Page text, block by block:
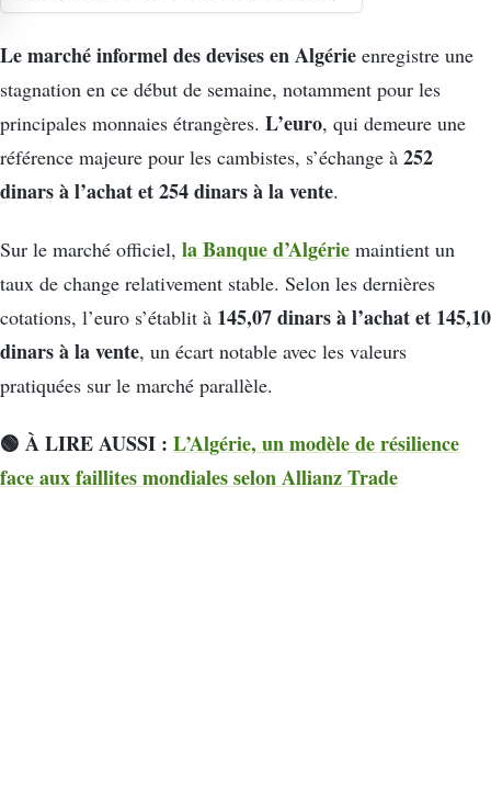
Le marché informel des devises en Algérie enregistre une
stagnation en ce début de semaine, notamment pour les
principales monnaies étrangères. L’euro, qui demeure une
référence majeure pour les cambistes, s’échange à 252
dinars à l’achat et 254 dinars à la vente.
Sur le marché officiel, la Banque d’Algérie maintient un
taux de change relativement stable. Selon les dernières
cotations, l’euro s’établit à 145,07 dinars à l’achat et 145,10
dinars à la vente, un écart notable avec les valeurs
pratiquées sur le marché parallèle.
🟢 À LIRE AUSSI : L’Algérie, un modèle de résilience
face aux faillites mondiales selon Allianz Trade